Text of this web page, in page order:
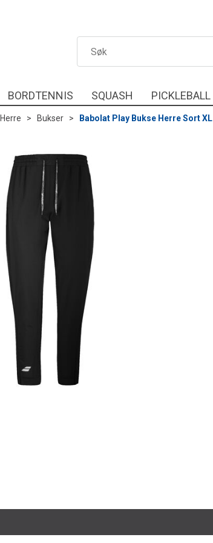
BORDTENNIS SQUASH PICKLEBALL
Herre > Bukser > Babolat Play Bukse Herre Sort XL